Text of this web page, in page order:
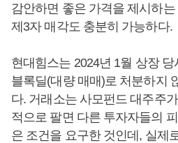
감안하면 좋은 가격을 제시하
제3자 매각도 충분히 가능하다.
현대힘스는 2024년 1월 상장
블록딜(대량 매매)로 처분하지
다. 거래소는 사모펀드 대주주
적으로 팔면 다른 투자자들의
은 조건을 요구한 것인데, 실제